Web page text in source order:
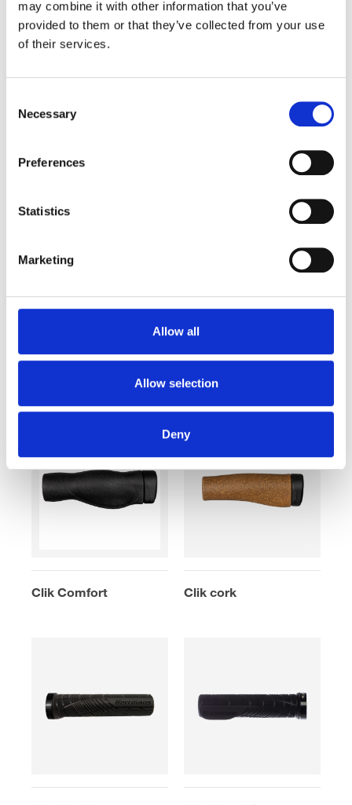
may combine it with other information that you’ve
provided to them or that they’ve collected from your use
of their services.
Selection
Necessary
Preferences
Statistics
Marketing
Allow all
Allow selection
Deny
Luna lock
Clik Original
Clik Comfort Clik cork